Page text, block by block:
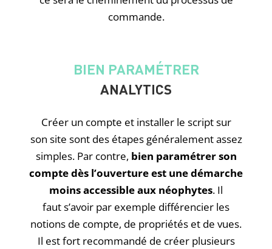
commande.
BIEN PARAMÉTRER
ANALYTICS
Créer un compte et installer le script sur
son site sont des étapes généralement assez
simples. Par contre, bien paramétrer son
compte dès l’ouverture est une démarche
moins accessible aux néophytes. Il
faut s’avoir par exemple différencier les
notions de compte, de propriétés et de vues.
Il est fort recommandé de créer plusieurs